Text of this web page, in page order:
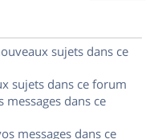
sujets dans ce
sujets dans ce forum
messages dans ce
messages dans ce